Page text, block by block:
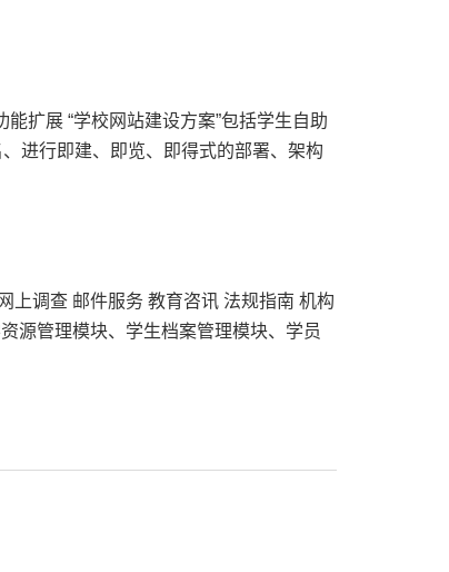
扩展 “学校网站建设方案”包括学生自助
进行即建、即览、即得式的部署、架构
调查 邮件服务 教育咨讯 法规指南 机构
源管理模块、学生档案管理模块、学员